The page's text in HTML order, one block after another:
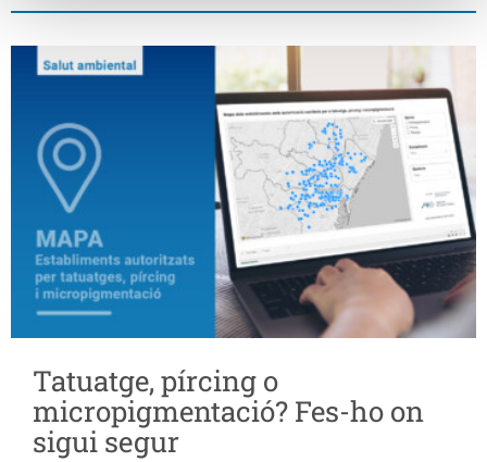
Tatuatge, pírcing o
micropigmentació? Fes-ho on
sigui segur